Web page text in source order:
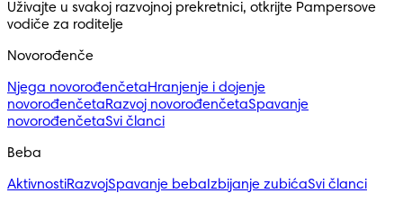
Uživajte u svakoj razvojnoj prekretnici, otkrijte Pampersove
vodiče za roditelje
Novorođenče
Njega novorođenčetaHranjenje i dojenje
novorođenčetaRazvoj novorođenčetaSpavanje
novorođenčetaSvi članci
Beba
AktivnostiRazvojSpavanje beba Izbijanje zubićaSvi članci